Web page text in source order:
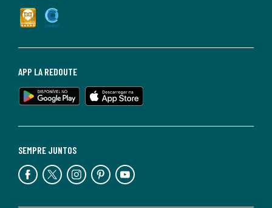
SEMPRE JUNTOS
APP LA REDOUTE